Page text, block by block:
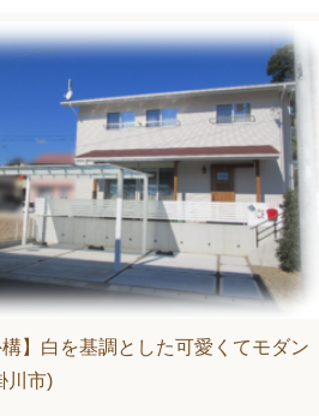
構】白を基調とした可愛くてモダン
川市)